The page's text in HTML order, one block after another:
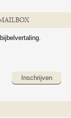
Inschrijven